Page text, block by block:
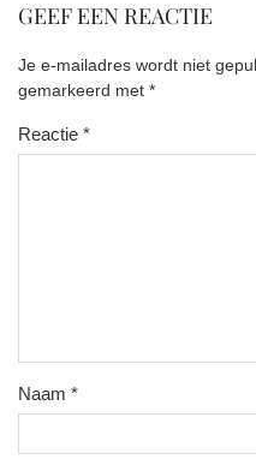
GEEF EEN REACTIE
Je e-mailadres wordt niet
gemarkeerd met *
Reactie *
Naam *